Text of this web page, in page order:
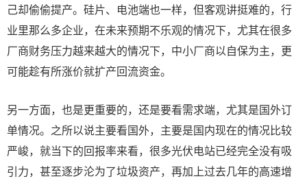
己却偷偷提产。硅片、电池端也一样，但客观讲挺难的，行
业里那么多企业，在未来预期不乐观的情况下，尤其在很多
厂商财务压力越来越大的情况下，中小厂商以自保为主，更
可能趁有所涨价就扩产回流资金。
另一方面，也是更重要的，还是要看需求端，尤其是国外订
单情况。之所以说主要看国外，主要是国内现在的情况比较
严峻，就当下的回报率来看，很多光伏电站已经完全没有吸
引力，甚至逐步沦为了垃圾资产，再加上过去几年的高速增